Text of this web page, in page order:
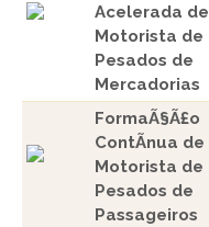
Acelerada de
Motorista de
Pesados de
Mercadorias
FormaÃ§Ã£o
ContÃ­nua de
Motorista de
Pesados de
Passageiros